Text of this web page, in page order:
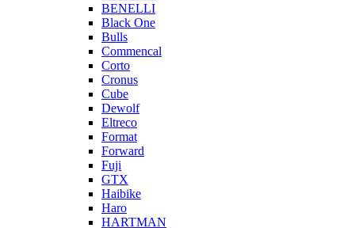
BENELLI
Black One
Bulls
Commencal
Corto
Cronus
Cube
Dewolf
Eltreco
Format
Forward
Fuji
GTX
Haibike
Haro
HARTMAN